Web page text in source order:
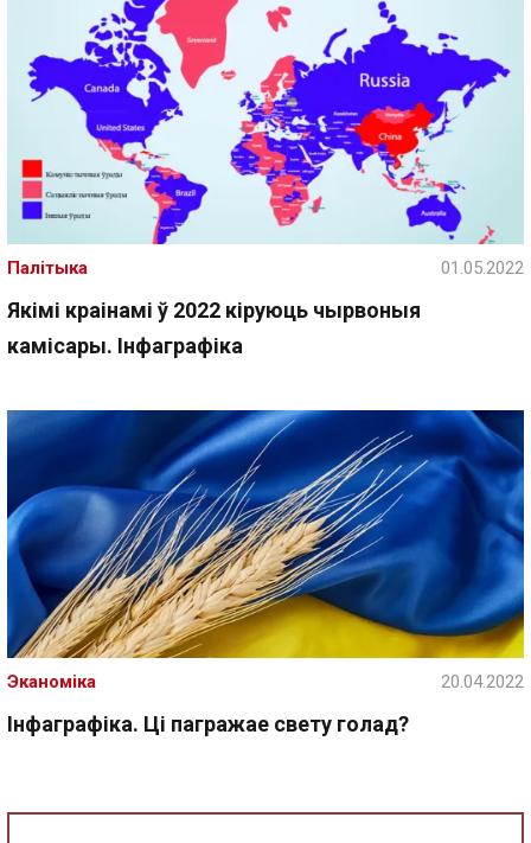
Якімі краінамі ў 2022 кіруюць чырвоныя
камісары. Інфаграфіка
Палітыка 01.05.2022
Інфаграфіка. Ці пагражае свету голад?
Эканоміка 20.04.2022